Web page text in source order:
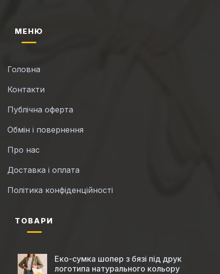
МЕНЮ
Головна
Контакти
Публічна оферта
Обмін і повернення
Про нас
Доставка і оплата
Політика конфіденційності
ТОВАРИ
Еко-сумка шопер з бязі під друк
логотипа натурального кольору